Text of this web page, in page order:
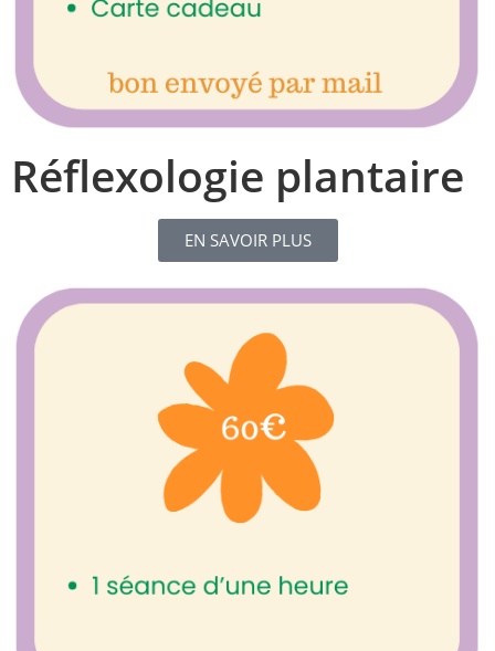
Réflexologie plantaire
EN SAVOIR PLUS